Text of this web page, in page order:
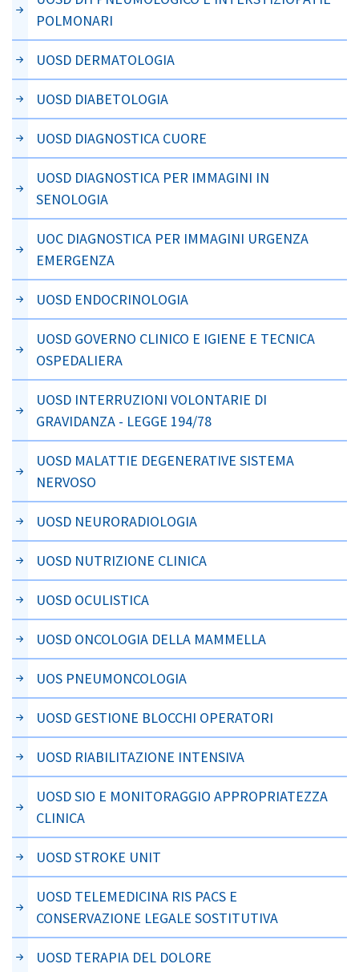
POLMONARI
UOSD DERMATOLOGIA
UOSD DIABETOLOGIA
UOSD DIAGNOSTICA CUORE
UOSD DIAGNOSTICA PER IMMAGINI IN
SENOLOGIA
UOC DIAGNOSTICA PER IMMAGINI URGENZA
EMERGENZA
UOSD ENDOCRINOLOGIA
UOSD GOVERNO CLINICO E IGIENE E TECNICA
OSPEDALIERA
UOSD INTERRUZIONI VOLONTARIE DI
GRAVIDANZA - LEGGE 194/78
UOSD MALATTIE DEGENERATIVE SISTEMA
NERVOSO
UOSD NEURORADIOLOGIA
UOSD NUTRIZIONE CLINICA
UOSD OCULISTICA
UOSD ONCOLOGIA DELLA MAMMELLA
UOS PNEUMONCOLOGIA
UOSD GESTIONE BLOCCHI OPERATORI
UOSD RIABILITAZIONE INTENSIVA
UOSD SIO E MONITORAGGIO APPROPRIATEZZA
CLINICA
UOSD STROKE UNIT
UOSD TELEMEDICINA RIS PACS E
CONSERVAZIONE LEGALE SOSTITUTIVA
UOSD TERAPIA DEL DOLORE